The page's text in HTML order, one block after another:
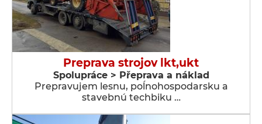
Preprava strojov lkt,ukt
Spolupráce > Přeprava a náklad
Prepravujem lesnu, poĺnohospodarsku a
stavebnú techbiku …